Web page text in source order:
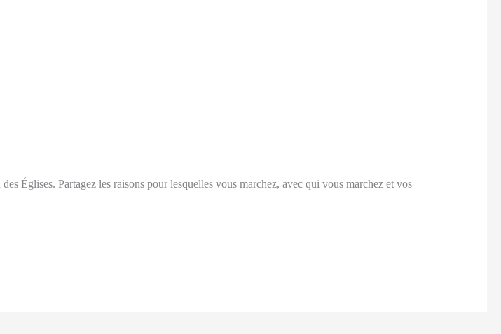
Églises. Partagez les raisons pour lesquelles vous marchez, avec qui vous marchez et vos